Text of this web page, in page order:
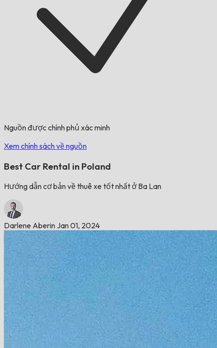
Nguồn được chính phủ xác minh
Xem chính sách về nguồn
Best Car Rental in Poland
Hướng dẫn cơ bản về thuê xe tốt nhất ở Ba Lan
Darlene Aberin Jan 01, 2024